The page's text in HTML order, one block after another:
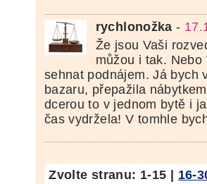
rychlonožka -
Že jsou Vaši
můžou i tak. Nebo
sehnat podnájem. Já bych
bazaru, přepažila
dcerou to v jednom bytě i
čas vydržela! V tomhle
Zvolte stranu: 1-15 16-